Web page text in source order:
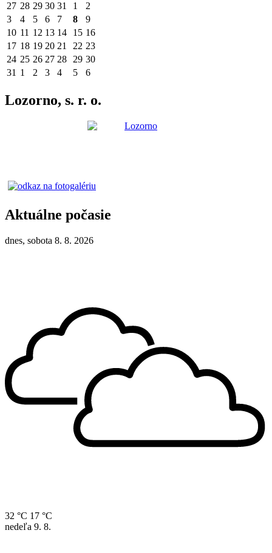
27 28 29 30 31 1
2
3
4 5 6 7 8
9
10 11 12 13 14 15 16
17 18 19 20 21 22 23
24 25 26 27 28 29 30
31 1 2 3 4 5 6
Lozorno, s. r. o.
Aktuálne počasie
dnes, sobota 8. 8. 2026
32 °C 17 °C
nedeľa 9. 8.